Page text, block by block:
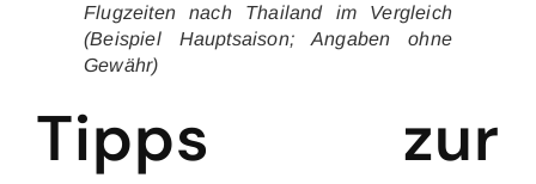
Flugzeiten nach Thailand im Vergleich
(Beispiel Hauptsaison; Angaben ohne
Gewähr)
Tipps zur